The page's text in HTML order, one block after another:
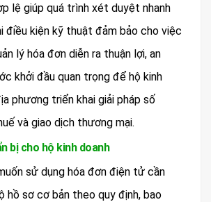
lệ giúp quá trình xét duyệt nhanh
điều kiện kỹ thuật đảm bảo cho việc
lý hóa đơn diễn ra thuận lợi, an
khởi đầu quan trọng để hộ kinh
phương triển khai giải pháp số
và giao dịch thương mại.
bị cho hộ kinh doanh
sử dụng hóa đơn điện tử cần
hồ sơ cơ bản theo quy định, bao